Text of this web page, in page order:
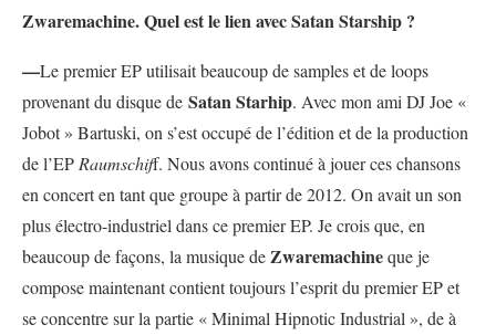
Zwaremachine. Quel est le lien avec Satan Starship ?
—Le premier EP utilisait beaucoup de samples et de loops
provenant du disque de Satan Starhip. Avec mon ami DJ Joe «
Jobot » Bartuski, on s’est occupé de l’édition et de la production
de l’EP Raumschiff. Nous avons continué à jouer ces chansons
en concert en tant que groupe à partir de 2012. On avait un son
plus électro-industriel dans ce premier EP. Je crois que, en
beaucoup de façons, la musique deZwaremachineque je
compose maintenant contient toujours l’esprit du premier EP et
se concentre sur la partie « Minimal Hipnotic Industrial », de à